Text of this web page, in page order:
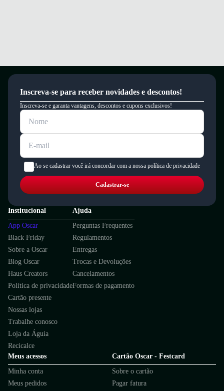
Inscreva-se para receber novidades e descontos!
Inscreva-se e garanta vantagens, descontos e cupons exclusivos!
Ao se cadastrar você irá concordar com a nossa política de privacidade
Cadastrar-se
Institucional
App Oscar
Black Friday
Sobre a Oscar
Blog Oscar
Haus Creators
Política de privacidade
Cartão presente
Nossas lojas
Trabalhe conosco
Loja da Águia
Recicalce
Ajuda
Perguntas Frequentes
Regulamentos
Entregas
Trocas e Devoluções
Cancelamentos
Formas de pagamento
Meus acessos
Minha conta
Meus pedidos
Cartão Oscar - Festcard
Sobre o cartão
Pagar fatura